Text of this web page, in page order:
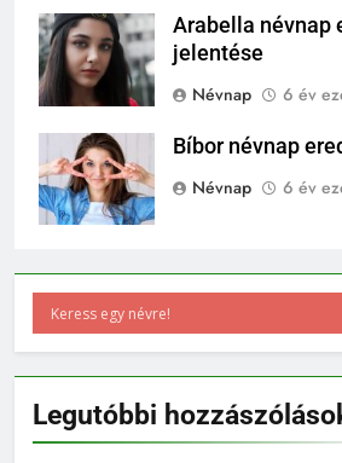
Arabella névnap
jelentése
Névnap
6 év
Bíbor névnap
Névnap
6 év
Legutóbbi